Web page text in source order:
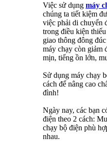
Việc sử dụng máy
chúng ta tiết kiệm
việc phải di chuyển
trong điều kiện
giao thông đông
máy chạy còn giảm
mịn, tiếng ồn lớn,
Sử dụng máy chạy
cách để nâng cao
đình!
Ngày nay, các bạn
điện theo 2 cách:
chạy bộ điện phù
nhau.